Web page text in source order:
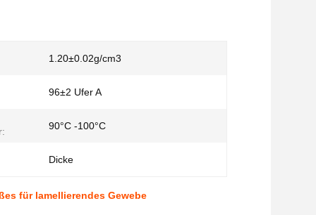
1.20±0.02g/cm3
96±2 Ufer A
90°C -100°C
Dicke
für lamellierendes Gewebe